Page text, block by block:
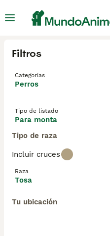
Filtros
Categorías
Perros
Tipo de listado
Para monta
Tipo de raza
Incluir cruces
Raza
Tosa
Tu ubicación